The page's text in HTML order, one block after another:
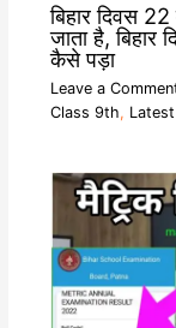
बिहार दिवस
जाता है, बिहार
कैसे पड़ा
Leave a
Class 9th,